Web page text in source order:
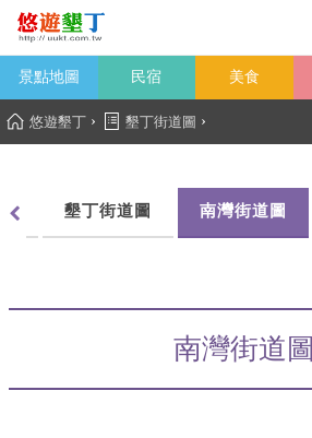
景點地圖 民宿 美食
悠遊墾丁 › 墾丁街道圖 ›
墾丁街道圖 南灣街道圖
南灣街道圖